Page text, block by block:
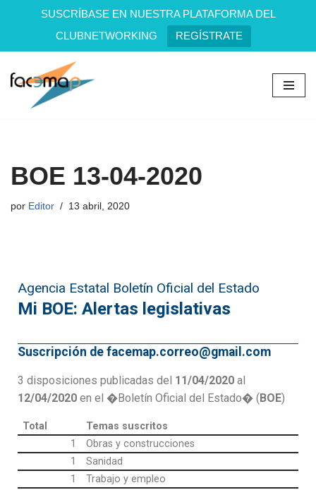
SUSCRÍBASE EN NUESTRA PLATAFORMA DEL
CLUBNETWORKING
REGÍSTRATE
Saltar
BOE 13-04-2020
por Editor 13 abril, 2020
Agencia Estatal Boletín Oficial del Estado
Mi BOE: Alertas legislativas
Suscripción de facemap.correo@gmail.com
3 disposiciones publicadas del 11/04/2020 al
12/04/2020 en el �Boletín Oficial del Estado� ( BOE)
Total
Temas suscritos
1
Obras y construcciones
1
Sanidad
1
Trabajo y empleo